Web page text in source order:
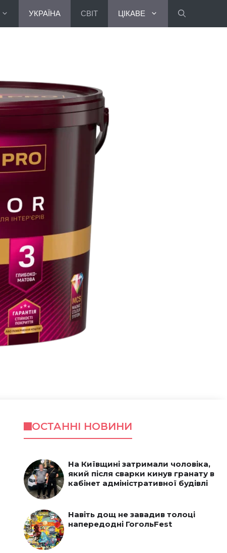
УКРАЇНА СВІТ ЦІКАВЕ
ОСТАННІ НОВИНИ
На Київщині затримали чоловіка,
який після сварки кинув гранату в
кабінет адміністративної будівлі
Навіть дощ не завадив толоці
напередодні ГогольFest